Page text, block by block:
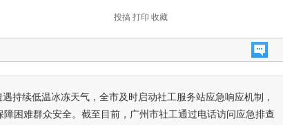
投搞 打印 收藏
持续低温冰冻天气，全市及时启动社工服务站应急响应机制，
困难群众安全。截至目前，广州市社工通过电话访问应急排查